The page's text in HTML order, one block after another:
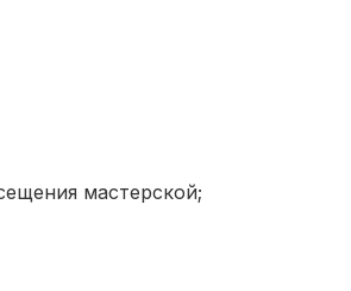
мастерской;